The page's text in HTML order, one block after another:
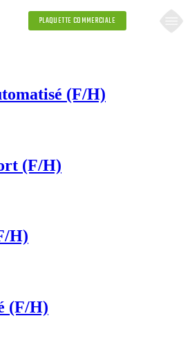
PLAQUETTE COMMERCIALE
(F/H)
(F/H)
H)
(F/H)